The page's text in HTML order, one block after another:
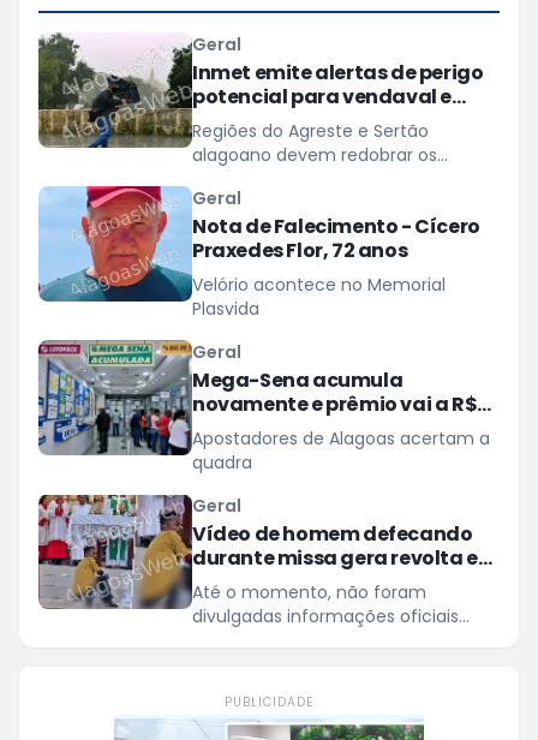
Geral
Inmet emite alertas de perigo
potencial para vendaval e
baixa umidade em Alagoas
Regiões do Agreste e Sertão
alagoano devem redobrar os
km/h
Geral
Nota de Falecimento - Cícero
Praxedes Flor, 72 anos
Velório acontece no Memorial
Plasvida
Geral
Mega-Sena acumula
novamente e prêmio vai a R$
150 milhões
Apostadores de Alagoas acertam a
quadra
Geral
Vídeo de homem defecando
durante missa gera revolta e
indignação nas redes sociais
Até o momento, não foram
divulgadas informações oficiais
PUBLICIDADE